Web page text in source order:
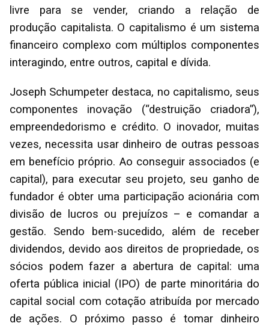
livre para se vender, criando a relação de
produção capitalista. O capitalismo é um sistema
financeiro complexo com múltiplos componentes
interagindo, entre outros, capital e dívida.
Joseph Schumpeter destaca, no capitalismo, seus
componentes inovação (“destruição criadora”),
empreendedorismo e crédito. O inovador, muitas
vezes, necessita usar dinheiro de outras pessoas
em benefício próprio. Ao conseguir associados (e
capital), para executar seu projeto, seu ganho de
fundador é obter uma participação acionária com
divisão de lucros ou prejuízos – e comandar a
gestão. Sendo bem-sucedido, além de receber
dividendos, devido aos direitos de propriedade, os
sócios podem fazer a abertura de capital: uma
oferta pública inicial (IPO) de parte minoritária do
capital social com cotação atribuída por mercado
de ações. O próximo passo é tomar dinheiro